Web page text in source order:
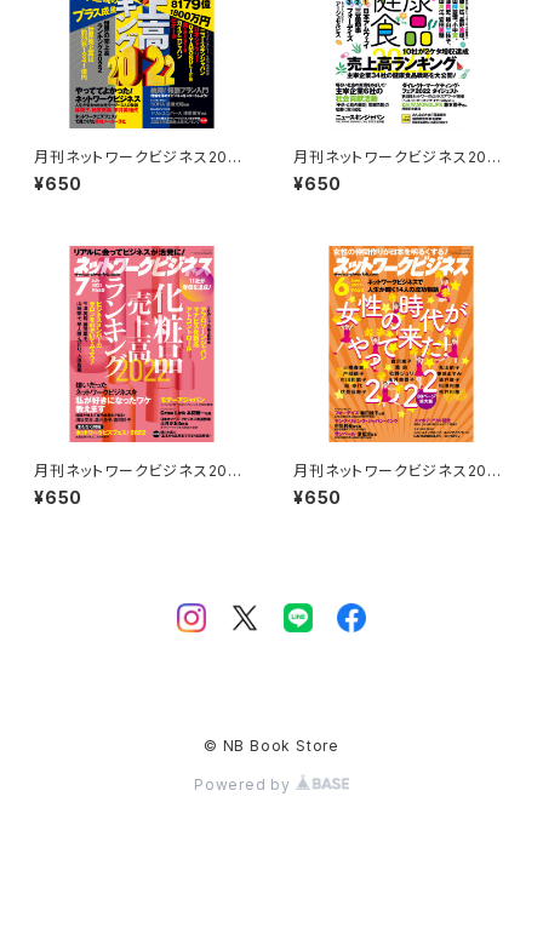
月刊ネットワークビジネス2022
年10月号
¥650
月刊ネットワークビジネス2022
年８月号
¥650
月刊ネットワークビジネス2022
年7月号
¥650
月刊ネットワークビジネス2022
年６月号
¥650
© NB Book Store
Powered by